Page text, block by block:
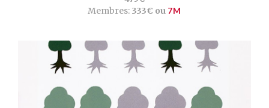
Membres: 333€ ou 7M